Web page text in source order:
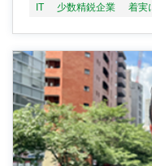
IT 少数精鋭企業 着実